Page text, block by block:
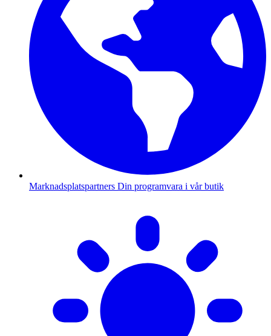
Marknadsplatspartners Din programvara i vår butik